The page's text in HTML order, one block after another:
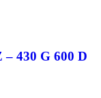
430 G 600 D